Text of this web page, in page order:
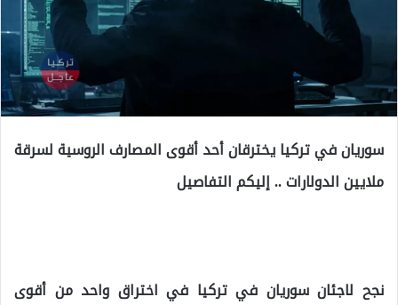
سوريان في تركيا يخترقان أحد أقوى المصارف الروسية لسرقة
ملايين الدولارات .. إليكم التفاصيل
نجح لاجئان سوريان في تركيا في اختراق واحد من أقوى